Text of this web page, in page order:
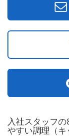
入社スタッフ
やすい調理（